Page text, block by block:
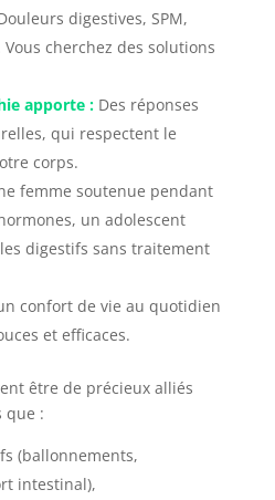
digestives, SPM,
cherchez des solutions
apporte :Des réponses
qui respectent le
corps.
femme soutenue pendant
un adolescent
digestifs sans traitement
confort de vie au quotidien
et efficaces.
être de précieux alliés
que :
(ballonnements,
intestinal),